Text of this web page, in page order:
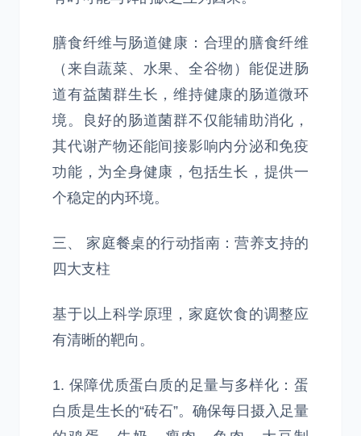
膳食纤维与肠道健康：合理的膳食纤维
（来自蔬菜、水果、全谷物）能促进肠
道有益菌群生长，维持健康的肠道微环
境。良好的肠道菌群不仅能辅助消化，
其代谢产物还能间接影响内分泌和免疫
功能，为全身健康，包括生长，提供一
个稳定的内环境。
三、 家庭餐桌的行动指南：营养支持的
四大支柱
基于以上科学原理，家庭饮食的调整应
有清晰的靶向。
1. 保障优质蛋白质的足量与多样化：蛋
白质是生长的“砖石”。确保每日摄入足量